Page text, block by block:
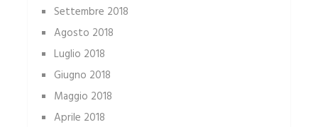
Settembre 2018
Agosto 2018
Luglio 2018
Giugno 2018
Maggio 2018
Aprile 2018